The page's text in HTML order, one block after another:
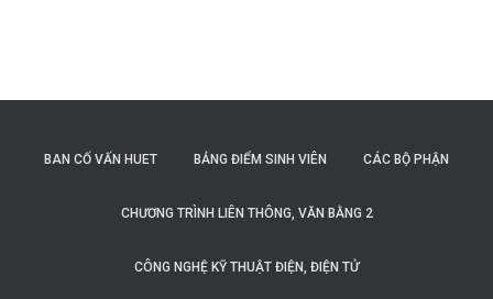
BAN CỐ VẤN HUET BẢNG ĐIỂM SINH VIÊN CÁC BỘ PHẬN
CHƯƠNG TRÌNH LIÊN THÔNG, VĂN BẰNG 2
CÔNG NGHỆ KỸ THUẬT ĐIỆN, ĐIỆN TỬ